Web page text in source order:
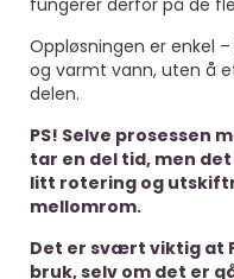
fungerer derfor på de
Oppløsningen er enkel
og varmt vann, uten å
delen.
PS! Selve prosessen
tar en del tid, men
litt rotering og
mellomrom.
Det er svært viktig at
bruk, selv om det er